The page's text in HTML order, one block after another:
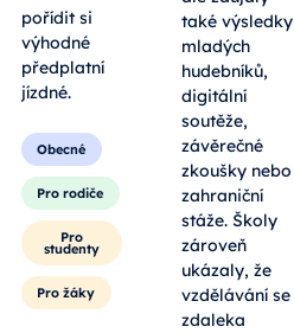
pořídit si
výhodné
předplatní
jízdné.
Obecné
Pro rodiče
Pro
studenty
Pro žáky
také výsledky
mladých
hudebníků,
digitální
soutěže,
závěrečné
zkoušky nebo
zahraniční
stáže. Školy
zároveň
ukázaly, že
vzdělávání se
zdaleka